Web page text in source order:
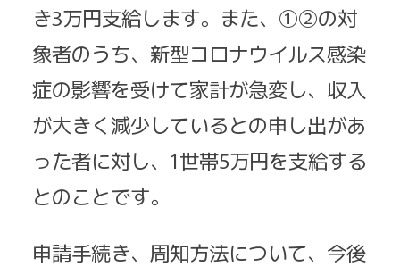
き3万円支給します。また、①②の対
象者のうち、新型コロナウイルス感染
症の影響を受けて家計が急変し、収入
が大きく減少しているとの申し出があ
った者に対し、1世帯5万円を支給する
とのことです。
申請手続き、周知方法について、今後